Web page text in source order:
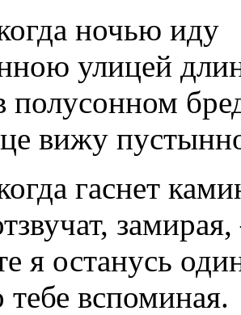
ночью иду
улицей
полусонном
вижу
гаснет
я останусь
тебе вспоминая.